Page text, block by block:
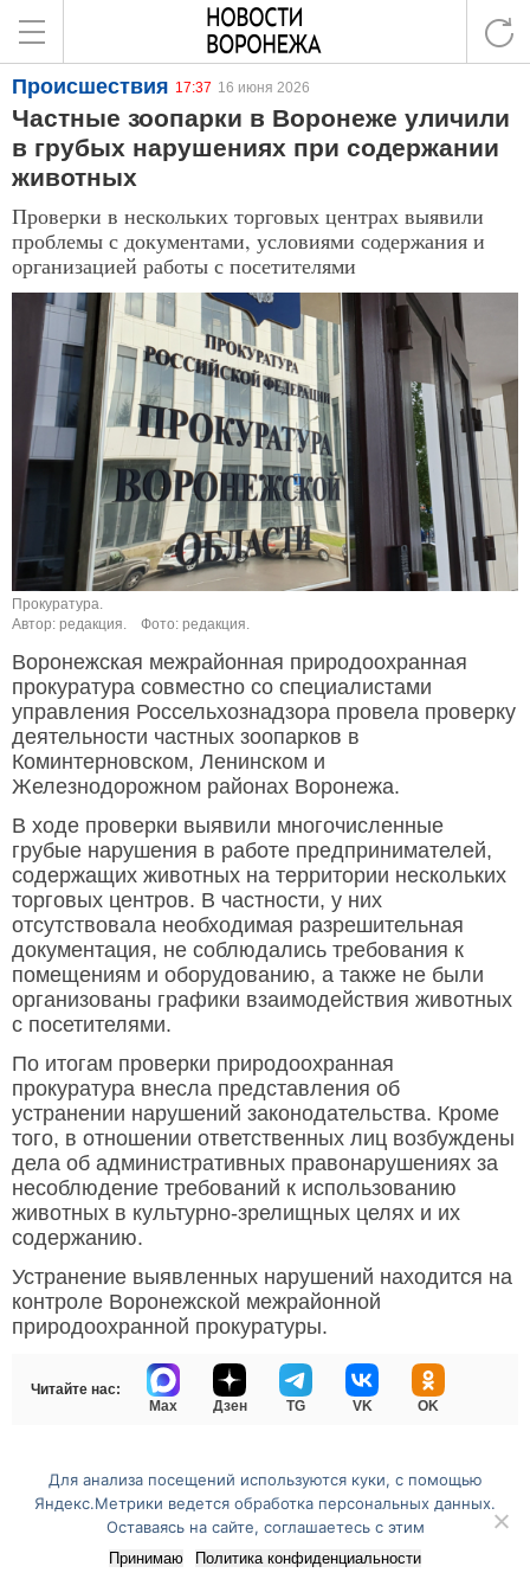
Происшествия 17:37 16 июня 2026
Частные зоопарки в Воронеже уличили
в грубых нарушениях при содержании
животных
Проверки в нескольких торговых центрах выявили
проблемы с документами, условиями содержания и
организацией работы с посетителями
Прокуратура.
Автор: редакция.
Фото: редакция.
Воронежская межрайонная природоохранная
прокуратура совместно со специалистами
управления Россельхознадзора провела проверку
деятельности частных зоопарков в
Коминтерновском, Ленинском и
Железнодорожном районах Воронежа.
В ходе проверки выявили многочисленные
грубые нарушения в работе предпринимателей,
содержащих животных на территории нескольких
торговых центров. В частности, у них
отсутствовала необходимая разрешительная
документация, не соблюдались требования к
помещениям и оборудованию, а также не были
организованы графики взаимодействия животных
с посетителями.
По итогам проверки природоохранная
прокуратура внесла представления об
устранении нарушений законодательства. Кроме
того, в отношении ответственных лиц возбуждены
дела об административных правонарушениях за
несоблюдение требований к использованию
животных в культурно-зрелищных целях и их
содержанию.
Устранение выявленных нарушений находится на
контроле Воронежской межрайонной
природоохранной прокуратуры.
Читайте нас:
Max
Дзен TG VK OK
Перейти на полную версию сайта
Для анализа посещений используются куки, с помощью
Яндекс.Метрики ведется обработка персональных данных.
Оставаясь на сайте, соглашаетесь с этим
Принимаю Политика конфиденциальности